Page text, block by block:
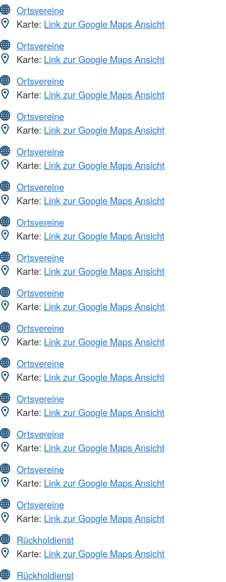
Ortsvereine
Karte: Link zur Google Maps Ansicht
Ortsvereine
Karte: Link zur Google Maps Ansicht
Ortsvereine
Karte: Link zur Google Maps Ansicht
Ortsvereine
Karte: Link zur Google Maps Ansicht
Ortsvereine
Karte: Link zur Google Maps Ansicht
Ortsvereine
Karte: Link zur Google Maps Ansicht
Ortsvereine
Karte: Link zur Google Maps Ansicht
Ortsvereine
Karte: Link zur Google Maps Ansicht
Ortsvereine
Karte: Link zur Google Maps Ansicht
Ortsvereine
Karte: Link zur Google Maps Ansicht
Ortsvereine
Karte: Link zur Google Maps Ansicht
Ortsvereine
Karte: Link zur Google Maps Ansicht
Ortsvereine
Karte: Link zur Google Maps Ansicht
Ortsvereine
Karte: Link zur Google Maps Ansicht
Ortsvereine
Karte: Link zur Google Maps Ansicht
Rückholdienst
Karte: Link zur Google Maps Ansicht
Rückholdienst